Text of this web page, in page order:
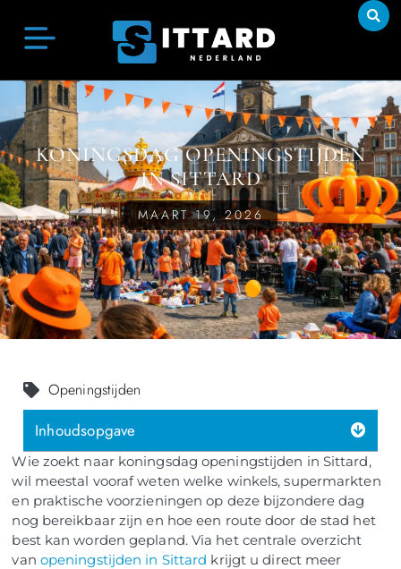
KONINGSDAG OPENINGSTIJDEN
IN SITTARD
MAART 19, 2026
Wie zoekt naar koningsdag openingstijden in Sittard,
wil meestal vooraf weten welke winkels, supermarkten
en praktische voorzieningen op deze bijzondere dag
nog bereikbaar zijn en hoe een route door de stad het
best kan worden gepland. Via het centrale overzicht
van openingstijden in Sittard krijgt u direct meer
Openingstijden
Inhoudsopgave